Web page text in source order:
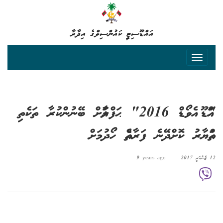
އައްޑޫސިޓީ ކައުންސިލްގެ އިދާރާ
"އައްޑޫ އެވޯޑް 2016" ޙަފްލާއަށް ބޭނުންކުރާ ތަކެތި
ތައްޔާރު ކޮށްދޭނެ ފަރާތެއް ހޯދުމަށް
12 ޖެނުއަރީ 2017 9 years ago